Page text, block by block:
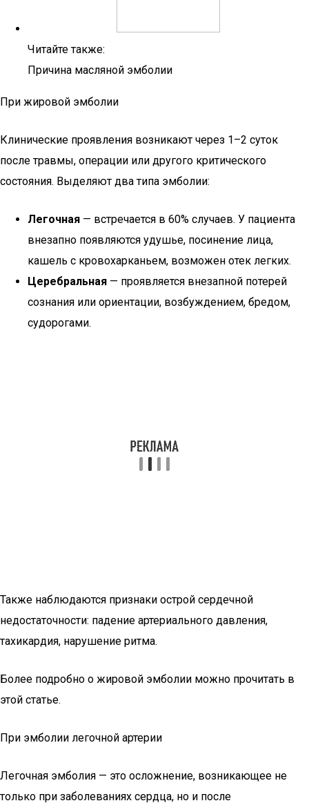
Читайте также:
Причина масляной эмболии
При жировой эмболии
Клинические проявления возникают через 1–2 суток
после травмы, операции или другого критического
состояния. Выделяют два типа эмболии:
Легочная — встречается в 60% случаев. У пациента
внезапно появляются удушье, посинение лица,
кашель с кровохарканьем, возможен отек легких.
Церебральная — проявляется внезапной потерей
сознания или ориентации, возбуждением, бредом,
судорогами.
Также наблюдаются признаки острой сердечной
недостаточности: падение артериального давления,
тахикардия, нарушение ритма.
Более подробно о жировой эмболии можно прочитать в
этой статье.
При эмболии легочной артерии
Легочная эмболия — это осложнение, возникающее не
только при заболеваниях сердца, но и после